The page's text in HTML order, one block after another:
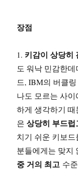
장점
1. 키감이 상당히
도 워낙 민감한
드, IBM의 버클
나도 모르는 사
하게 생각하기 때
은상당히 부드
치기 쉬운 키보
분들에게는 맞지
중 거의 최고 수